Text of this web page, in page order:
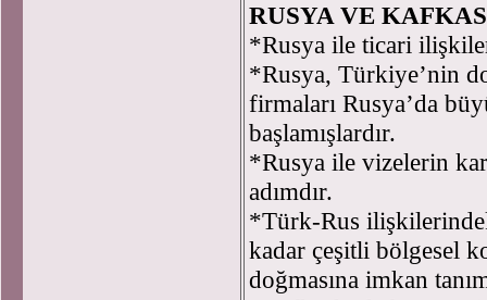
RUSYA VE
*Rusya ile ticari
*Rusya, Türkiye’nin
firmaları Rusya’da
başlamışlardır.
*Rusya ile vizelerin
adımdır.
*Türk-Rus
kadar çeşitli bölgesel
doğmasına imkan